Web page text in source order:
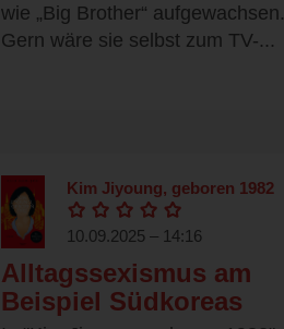
wie „Big Brother“ aufgewachsen.
Gern wäre sie selbst zum TV-...
Kim Jiyoung, geboren 1982
10.09.2025 – 14:16
Alltagssexismus am
Beispiel Südkoreas